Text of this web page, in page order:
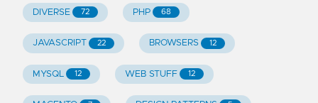
DIVERSE 72 PHP 68
JAVASCRIPT 22 BROWSERS 12
MYSQL 12 WEB STUFF 12